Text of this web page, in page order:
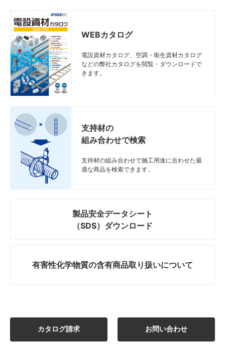
WEBカタログ
電設資材カタログ、空調・衛生資材カタログ
などの弊社カタログを閲覧・ダウンロードで
きます。
支持材の
組み合わせで検索
支持材の組み合わせで施工用途に合わせた最
適な商品を検索できます。
製品安全データシート
（SDS）ダウンロード
有害性化学物質の含有商品取り扱いについて
カタログ請求 お問い合わせ